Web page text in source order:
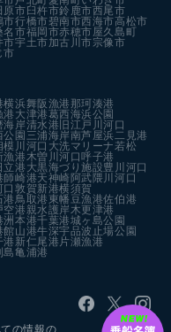
原市 臼杵市鈴鹿市西尾市
市行橋市碧南市西海市高松市
名市福岡市赤穂市屋久島町
市宇土市加古川市宗像市
市
横浜舞阪漁港 那珂湊港
港 大津港葛西海浜公園
海岸清水港 旧江戸川河口
公園 三浦海岸南芦屋浜二見港
模川河口 大洗マリーナ若松
漁港木曽川河口 呼子港
立港 大黒海づり施設豊川河口
師崎港天神崎 阿武隈川河口
口敦賀新港横須賀
港鳥取港 東幡豆漁港佐伯港
空港親水護岸木更津港
洲本港千葉港城ヶ島公園
館山港牛深宇品波止場公園
港 新仁尾港 片瀬漁港
島亀浦港